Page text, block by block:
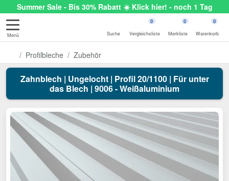
Summer Sale - Bis 30% Rabatt ☀️ Klick hier! - noch 1 Tag
Menü Suche
0
Vergleichsliste
0
Merkliste
0
Warenkorb
Profilbleche Zubehör
Zahnblech | Ungelocht | Profil 20/1100 | Für unter
das Blech | 9006 - Weißaluminium